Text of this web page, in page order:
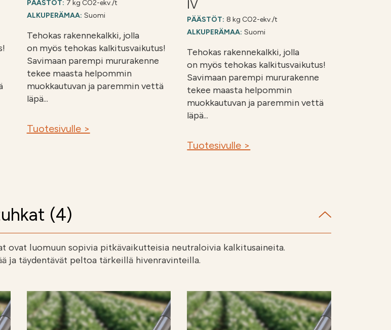
PÄÄSTÖT: 7 kg CO2-ekv./t
ALKUPERÄMAA: Suomi
Tehokas rakennekalkki, jolla
on myös tehokas kalkitusvaikutus!
Savimaan parempi mururakenne
tekee maasta helpommin
muokkautuvan ja paremmin vettä
läpä...
Tuotesivulle >
IV
PÄÄSTÖT: 8 kg CO2-ekv./t
ALKUPERÄMAA: Suomi
Tehokas rakennekalkki, jolla
on myös tehokas kalkitusvaikutus!
Savimaan parempi mururakenne
tekee maasta helpommin
muokkautuvan ja paremmin vettä
läpä...
Tuotesivulle >
(4)
ovat luomuun sopivia pitkävaikutteisia neutraloivia kalkitusaineita.
ja täydentävät peltoa tärkeillä hivenravinteilla.